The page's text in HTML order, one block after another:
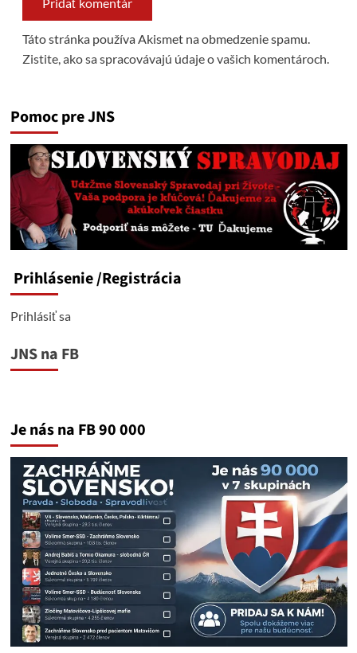
Táto stránka používa Akismet na obmedzenie spamu.
Zistite, ako sa spracovávajú údaje o vašich komentároch.
Pomoc pre JNS
Prihlásenie/Registrácia
Prihlásiť sa
JNS na FB
Je nás na FB 90 000